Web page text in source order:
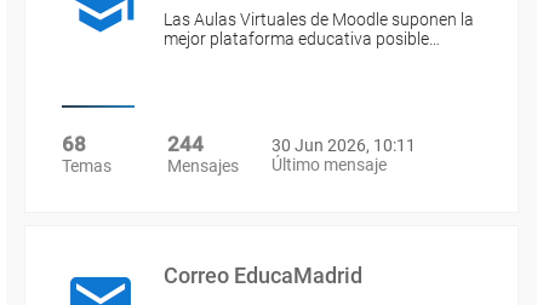
Las Aulas Virtuales de Moodle suponen la
mejor plataforma educativa posible…
68
Temas
244
Mensajes
30 Jun 2026, 10:11
Último mensaje
Correo EducaMadrid